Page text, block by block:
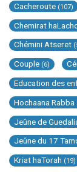
Cacheroute (107)
Chemirat
Chémini Atseret
Couple (6)
Education des
Hochaana Rabba
Jeûne de
Jeûne du 17
Kriat haTorah (19)